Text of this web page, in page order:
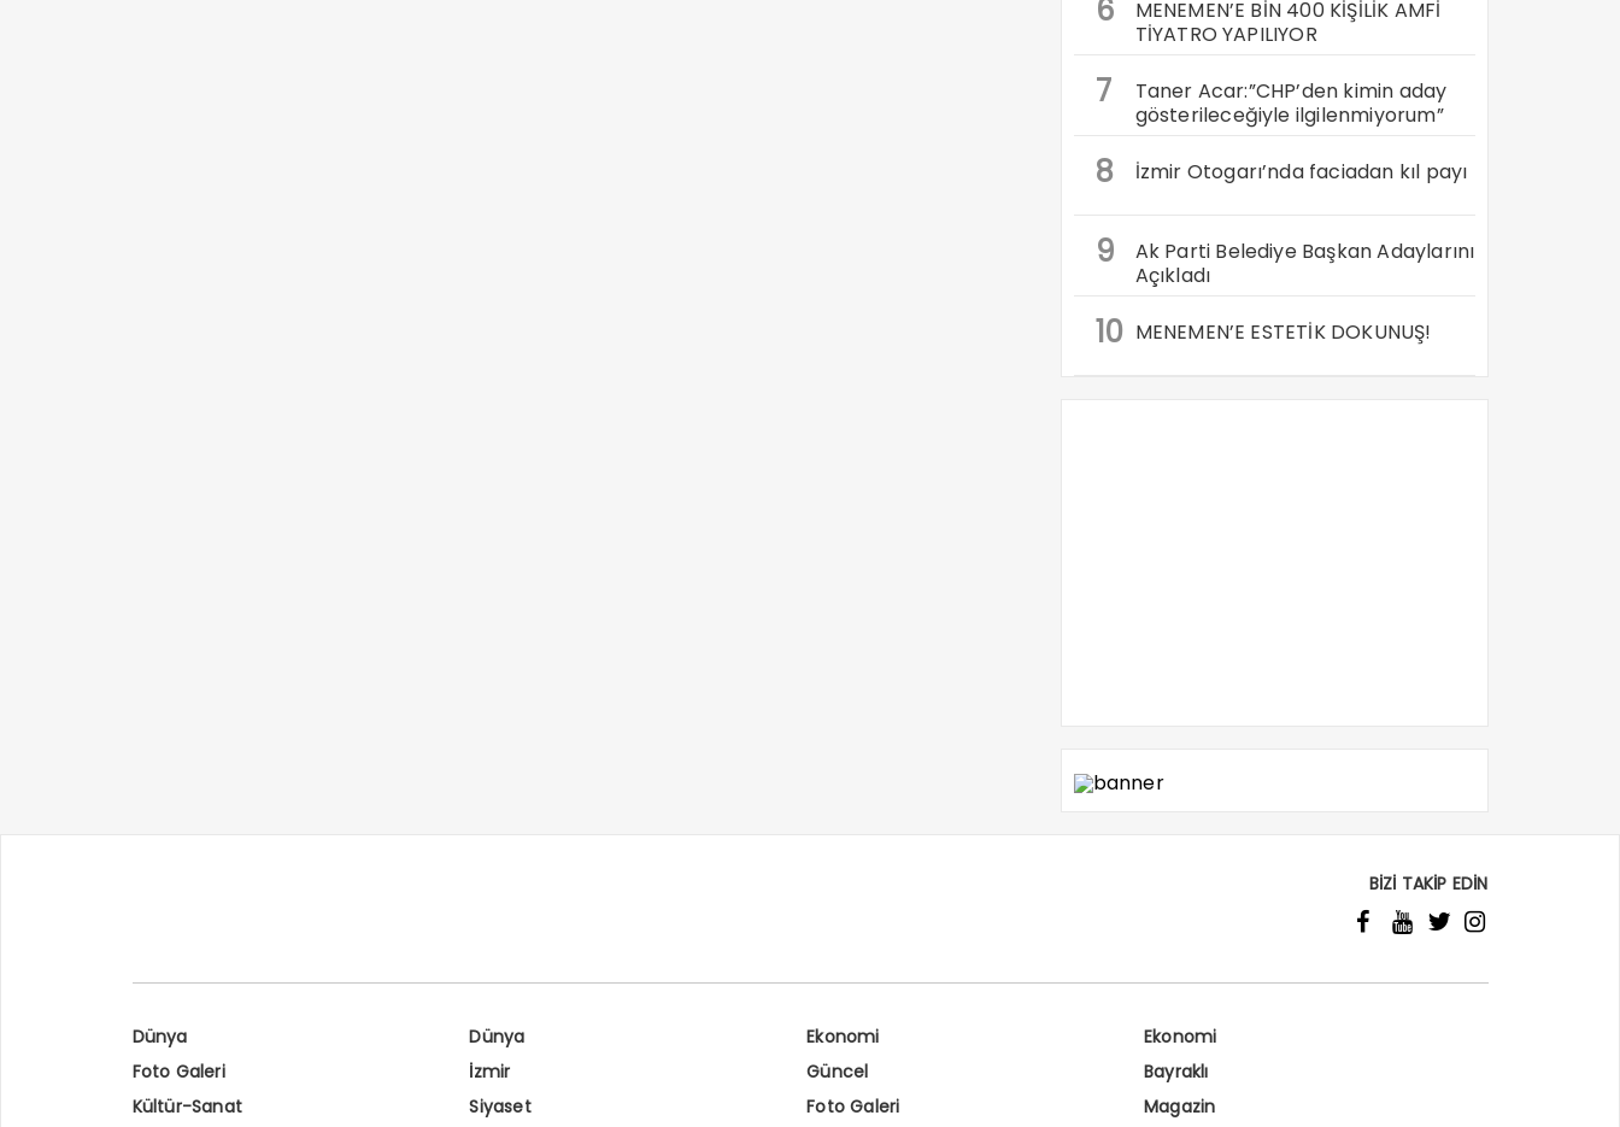
6
MENEMEN’E BİN 400 KİŞİLİK AMFİ
TİYATRO YAPILIYOR
7
Taner Acar:”CHP’den kimin aday
gösterileceğiyle ilgilenmiyorum”
8 İzmir Otogarı’nda faciadan kıl payı
9
Ak Parti Belediye Başkan Adaylarını
Açıkladı
10 MENEMEN’E ESTETİK DOKUNUŞ!
BİZİ TAKİP EDİN
Dünya Dünya Ekonomi
Ekonomi
Foto Galeri
İzmir Güncel
Bayraklı
Kültür-Sanat
Siyaset Foto Galeri
Magazin